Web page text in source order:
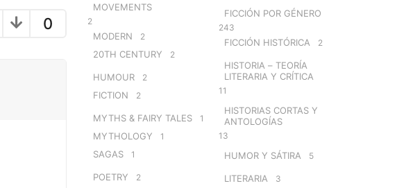
0
MOVEMENTS
2
MODERN 2
20TH CENTURY 2
HUMOUR 2
FICTION 2
MYTHS & FAIRY TALES 1
MYTHOLOGY 1
SAGAS 1
POETRY 2
FICCIÓN POR GÉNERO
243
FICCIÓN HISTÓRICA 2
HISTORIA – TEORÍA
LITERARIA Y CRÍTICA
11
HISTORIAS CORTAS Y
ANTOLOGÍAS
13
HUMOR Y SÁTIRA 5
LITERARIA 3